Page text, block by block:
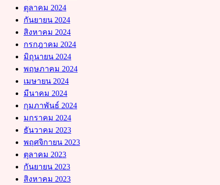
ตุลาคม 2024
กันยายน 2024
สิงหาคม 2024
กรกฎาคม 2024
มิถุนายน 2024
พฤษภาคม 2024
เมษายน 2024
มีนาคม 2024
กุมภาพันธ์ 2024
มกราคม 2024
ธันวาคม 2023
พฤศจิกายน 2023
ตุลาคม 2023
กันยายน 2023
สิงหาคม 2023